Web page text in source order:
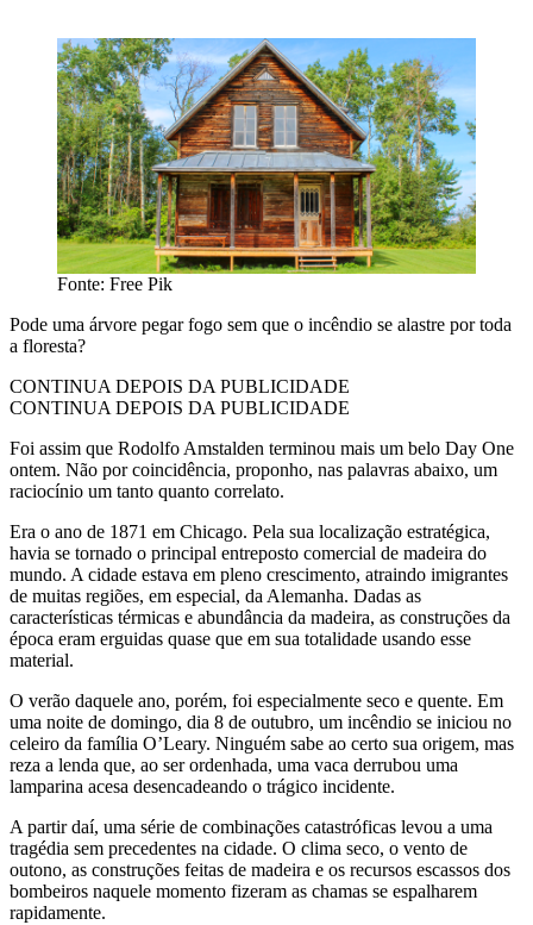
Fonte: Free Pik
Pode uma árvore pegar fogo sem que o incêndio se alastre por toda
a floresta?
CONTINUA DEPOIS DA PUBLICIDADE
CONTINUA DEPOIS DA PUBLICIDADE
Foi assim que Rodolfo Amstalden terminou mais um belo Day One
ontem. Não por coincidência, proponho, nas palavras abaixo, um
raciocínio um tanto quanto correlato.
Era o ano de 1871 em Chicago. Pela sua localização estratégica,
havia se tornado o principal entreposto comercial de madeira do
mundo. A cidade estava em pleno crescimento, atraindo imigrantes
de muitas regiões, em especial, da Alemanha. Dadas as
características térmicas e abundância da madeira, as construções da
época eram erguidas quase que em sua totalidade usando esse
material.
O verão daquele ano, porém, foi especialmente seco e quente. Em
uma noite de domingo, dia 8 de outubro, um incêndio se iniciou no
celeiro da família O’Leary. Ninguém sabe ao certo sua origem, mas
reza a lenda que, ao ser ordenhada, uma vaca derrubou uma
lamparina acesa desencadeando o trágico incidente.
A partir daí, uma série de combinações catastróficas levou a uma
tragédia sem precedentes na cidade. O clima seco, o vento de
outono, as construções feitas de madeira e os recursos escassos dos
bombeiros naquele momento fizeram as chamas se espalharem
rapidamente.